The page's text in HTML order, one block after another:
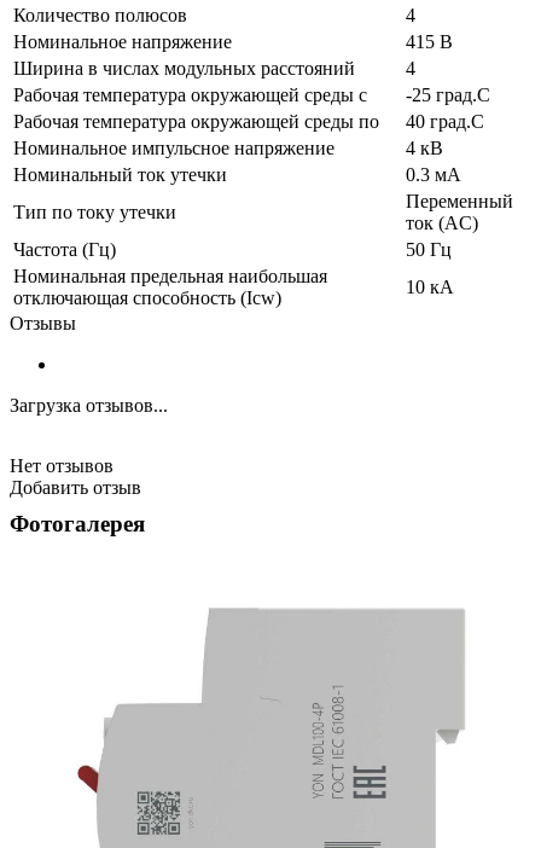
Количество полюсов
4
Номинальное напряжение
415 В
Ширина в числах модульных расстояний
4
Рабочая температура окружающей среды с
-25 град.C
Рабочая температура окружающей среды по
40 град.C
Номинальное импульсное напряжение
4 кВ
Номинальный ток утечки
0.3 мА
Тип по току утечки
Переменный
ток (AC)
Частота (Гц)
50 Гц
Номинальная предельная наибольшая
отключающая способность (Icw)
10 кА
Отзывы
Загрузка отзывов...
Нет отзывов
Добавить отзыв
Фотогалерея